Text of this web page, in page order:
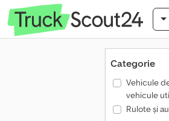
Categorie
Vehicule
vehicule
Rulote și